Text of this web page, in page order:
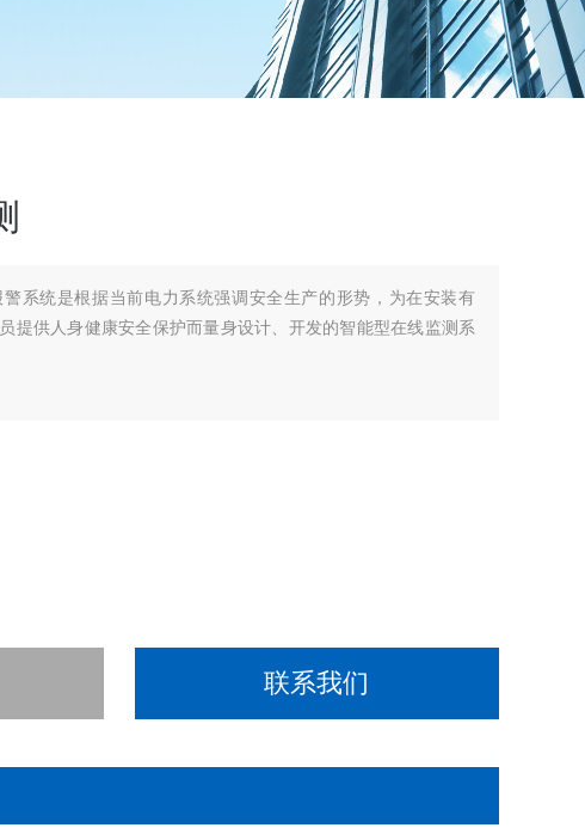
系统是根据当前电力系统强调安全生产的形势，为在安装有
提供人身健康安全保护而量身设计、开发的智能型在线监测系
联系我们